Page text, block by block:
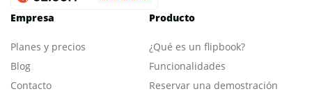
Empresa
Planes y precios
Blog
Contacto
Producto
¿Qué es un flipbook?
Funcionalidades
Reservar una demostración